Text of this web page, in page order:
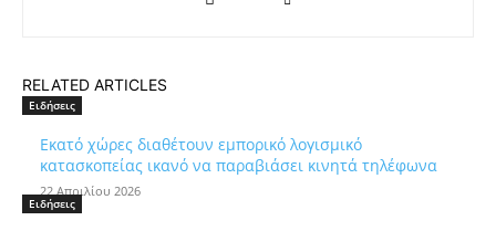
RELATED ARTICLES
Ειδήσεις
Εκατό χώρες διαθέτουν εμπορικό λογισμικό
κατασκοπείας ικανό να παραβιάσει κινητά τηλέφωνα
22 Απριλίου 2026
Ειδήσεις